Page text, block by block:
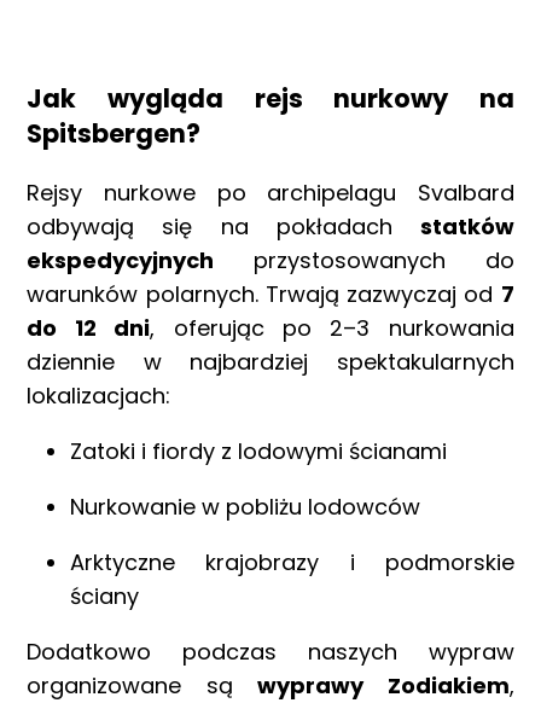
Jak wygląda rejs nurkowy na
Spitsbergen?
Rejsy nurkowe po archipelagu Svalbard
odbywają się na pokładach statków
ekspedycyjnych przystosowanych do
warunków polarnych. Trwają zazwyczaj od 7
do 12 dni, oferując po 2–3 nurkowania
dziennie w najbardziej spektakularnych
lokalizacjach:
Zatoki i fiordy z lodowymi ścianami
Nurkowanie w pobliżu lodowców
Arktyczne krajobrazy i podmorskie
ściany
Dodatkowo podczas naszych wypraw
organizowane sąwyprawy Zodiakiem,